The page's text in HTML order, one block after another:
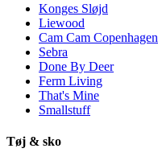
Konges Sløjd
Liewood
Cam Cam Copenhagen
Sebra
Done By Deer
Ferm Living
That's Mine
Smallstuff
Tøj & sko